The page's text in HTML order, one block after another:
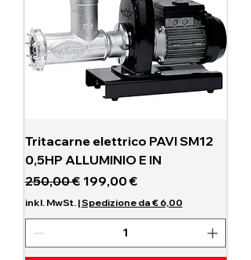
Tritacarne elettrico PAVI SM12
0,5HP ALLUMINIO E IN
Standardpreis
250,00 € Sale-Preis
199,00 €
inkl. MwSt. |Spedizione da € 6,00